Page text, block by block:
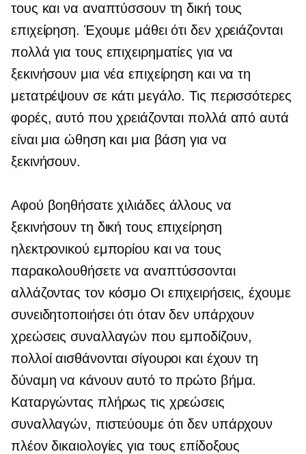
τους και να αναπτύσσουν τη δική τους
επιχείρηση. Έχουμε μάθει ότι δεν χρειάζονται
πολλά για τους επιχειρηματίες για να
ξεκινήσουν μια νέα επιχείρηση και να τη
μετατρέψουν σε κάτι μεγάλο. Τις περισσότερες
φορές, αυτό που χρειάζονται πολλά από αυτά
είναι μια ώθηση και μια βάση για να
ξεκινήσουν.
Αφού βοηθήσατε χιλιάδες άλλους να
ξεκινήσουν τη δική τους επιχείρηση
ηλεκτρονικού εμπορίου και να τους
παρακολουθήσετε να αναπτύσσονται
αλλάζοντας τον κόσμο Οι επιχειρήσεις, έχουμε
συνειδητοποιήσει ότι όταν δεν υπάρχουν
χρεώσεις συναλλαγών που εμποδίζουν,
πολλοί αισθάνονται σίγουροι και έχουν τη
δύναμη να κάνουν αυτό το πρώτο βήμα.
Καταργώντας πλήρως τις χρεώσεις
συναλλαγών, πιστεύουμε ότι δεν υπάρχουν
πλέον δικαιολογίες για τους επίδοξους